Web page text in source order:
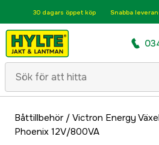
30 dagars öppet köp Snabba
Båttillbehör/ Victron Energy
Phoenix 12V/800VA